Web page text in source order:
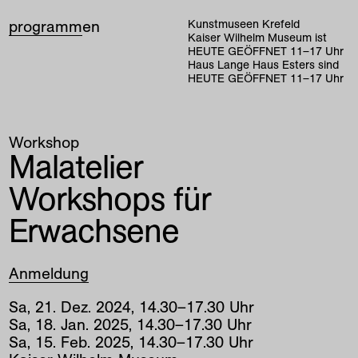
programmen
Kunstmuseen Krefeld
Kaiser Wilhelm Museum ist
HEUTE GEÖFFNET 11–17 Uhr
Haus Lange Haus Esters sind
HEUTE GEÖFFNET 11–17 Uhr
Workshop
Malatelier
Workshops für
Erwachsene
Anmeldung
Sa, 21 . Dez. 2024, 14.30–17.30 Uhr
Sa, 18.Jan. 2025, 14.30–17.30 Uhr
Sa, 15. Feb. 2025, 14.30–17.30 Uhr